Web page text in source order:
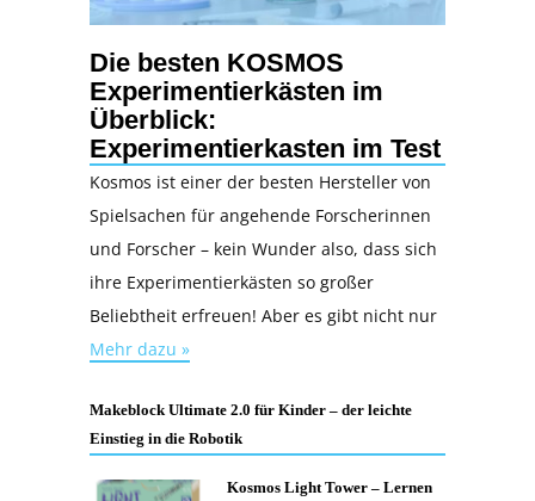
Die besten KOSMOS
Experimentierkästen im
Überblick:
Experimentierkasten im Test
Kosmos ist einer der besten Hersteller von
Spielsachen für angehende Forscherinnen
und Forscher – kein Wunder also, dass sich
ihre Experimentierkästen so großer
Beliebtheit erfreuen! Aber es gibt nicht nur
Mehr dazu »
Makeblock Ultimate 2.0 für Kinder – der leichte
Einstieg in die Robotik
Kosmos Light Tower – Lernen